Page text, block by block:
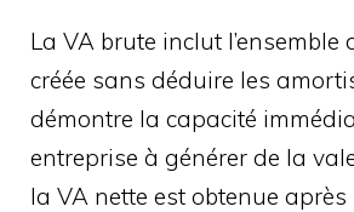
La VA brute inclut l’ensemble
créée sans déduire les
démontre la capacité
entreprise à générer de la
la VA nette est obtenue